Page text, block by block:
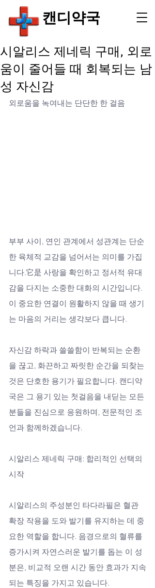
​캔디약국
시알리스 제네릭 구매, 외로
움이 줄어들 때 회복되는 남
성 자신감
외로움을 녹여내는 단단한 한 걸음
부부 사이, 연인 관계에서 성관계는 단순
한 육체적 교감을 넘어서는 의미를 가집
니다.它是 사랑을 확인하고 정서적 유대
감을 다지는 소중한 대화의 시간입니다.
이 중요한 연결이 원활하지 않을 때 생기
는 마음의 거리는 생각보다 큽니다.
자신감 하락과 쓸쓸함이 반복되는 순환
을 끊고, 화끈하고 짜릿한 순간을 되찾는
것은 단호한 용기가 필요합니다. 캔디약
국은 그 용기 있는 첫걸음을 내딛는 모든
분들을 진심으로 응원하며, 전문적인 조
언과 함께하겠습니다.
시알리스 제네릭 구매: 합리적인 선택의
시작
시알리스의 주성분인 타다라필은 혈관
확장 작용을 도와 발기를 유지하는 데 중
요한 역할을 합니다. 음경으로의 혈류를
증가시켜 자연스러운 발기를 돕는 이 성
분은, 비교적 오랜 시간 동안 효과가 지속
되는 특징을 가지고 있습니다.